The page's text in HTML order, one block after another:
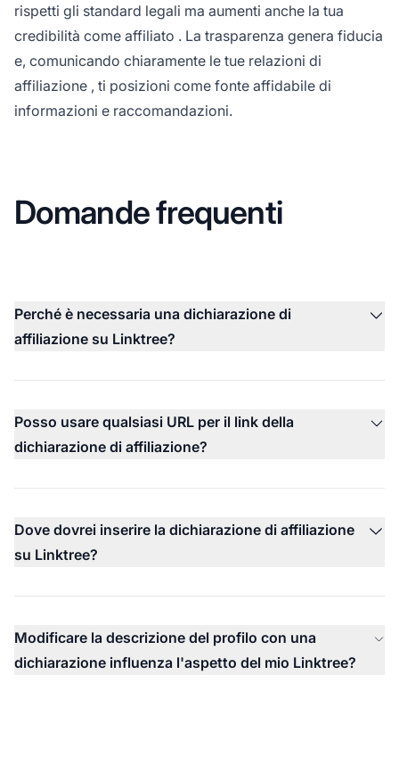
rispetti gli standard legali ma aumenti anche la tua
credibilità come affiliato . La trasparenza genera fiducia
e, comunicando chiaramente le tue relazioni di
affiliazione , ti posizioni come fonte affidabile di
informazioni e raccomandazioni.
Domande frequenti
Perché è necessaria una dichiarazione di
affiliazione su Linktree?
Posso usare qualsiasi URL per il link della
dichiarazione di affiliazione?
Dove dovrei inserire la dichiarazione di affiliazione
su Linktree?
Modificare la descrizione del profilo con una
dichiarazione influenza l'aspetto del mio Linktree?